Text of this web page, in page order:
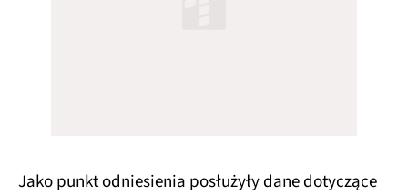
Jako punkt odniesienia posłużyły dane dotyczące